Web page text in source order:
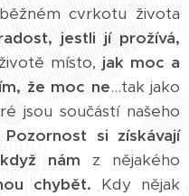
cvrkotu života
jestli jí prožívá,
místo, jak moc a
že moc ne...tak jako
jsou součástí našeho
Pozornost si získávají
nám z nějakého
chybět. Kdy nějak